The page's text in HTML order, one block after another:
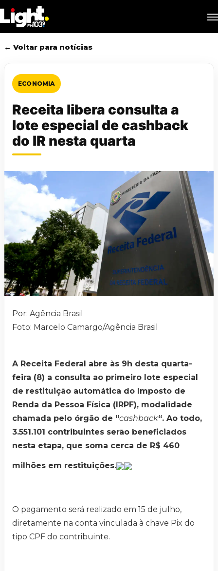
to
main
content
← Voltar para notícias
ECONOMIA
Receita libera consulta a
lote especial de cashback
do IR nesta quarta
Por: Agência Brasil
Foto: Marcelo Camargo/Agência Brasil
A Receita Federal abre às 9h desta quarta-
feira (8) a consulta ao primeiro lote especial
de restituição automática do Imposto de
Renda da Pessoa Física (IRPF), modalidade
chamada pelo órgão de “cashback“. Ao todo,
3.551.101 contribuintes serão beneficiados
nesta etapa, que soma cerca de R$ 460
milhões em restituições.
O pagamento será realizado em 15 de julho,
diretamente na conta vinculada à chave Pix do
tipo CPF do contribuinte.